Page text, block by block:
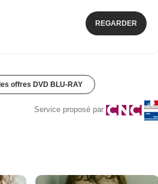
REGARDER
offres DVD BLU-RAY
Service proposé par